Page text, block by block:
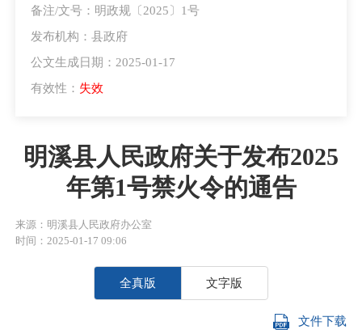
备注/文号：明政规〔2025〕1号
发布机构：县政府
公文生成日期：2025-01-17
有效性： 失效
明溪县人民政府关于发布2025
年第1号禁火令的通告
来源：明溪县人民政府办公室
时间：2025-01-17 09:06
全真版 文字版
文件下载